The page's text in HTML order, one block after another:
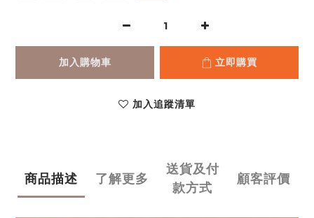
加入購物車 立即購買
加入追蹤清單
商品描述 了解更多
送貨及付
款方式
顧客評價